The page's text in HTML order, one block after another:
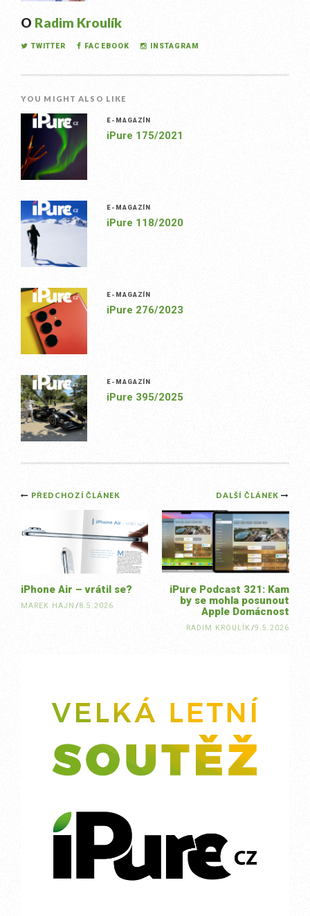
O Radim Kroulík
TWITTER FACEBOOK INSTAGRAM
YOU MIGHT ALSO LIKE
E-MAGAZÍN
iPure 175/2021
E-MAGAZÍN
iPure 118/2020
E-MAGAZÍN
iPure 276/2023
E-MAGAZÍN
iPure 395/2025
Post
navigation
DALŠÍ ČLÁNEK
iPure Podcast 321: Kam
by se mohla posunout
Apple Domácnost
RADIM KROULÍK/9.5.2026
PŘEDCHOZÍ ČLÁNEK
iPhone Air – vrátil se?
MAREK HAJN /8.5.2026